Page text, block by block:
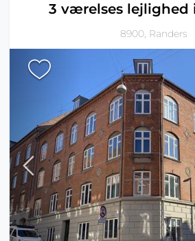
3 værelses lejlighed
8900, Randers